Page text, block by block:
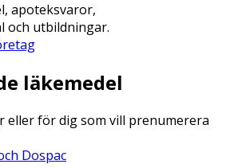
apoteksvaror,
och utbildningar.
läkemedel
eller för dig som vill prenumerera
Dospac